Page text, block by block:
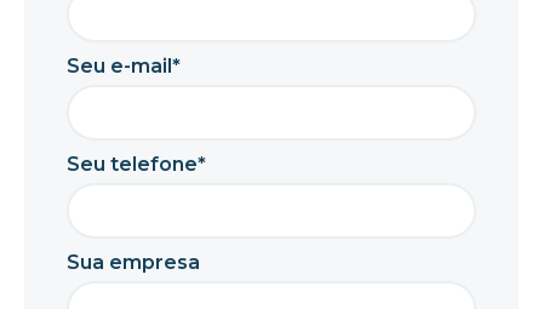
Seu e-mail*
Seu telefone*
Sua empresa